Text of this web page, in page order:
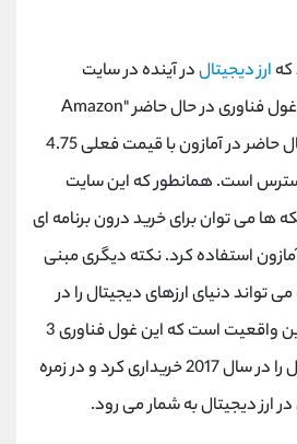
ارز دیجیتالدر آینده در سایت
فناوری در حال حاضر "Amazon
" نام دارد که در حال حاضر در آمازون با قیمت فعلی 4.75
سکه در دسترس است. همانطور که این سایت
ها می توان برای خرید درون برنامه ای
استفاده کرد. نکته دیگری مبنی
تواند دنیای ارزهای دیجیتال را در
آغوش گرفته و بپذیرد، این واقعیت است که این غول فناوری 3
وب سایت ارزهای دیجیتال را در سال 2017 خریداری کرد و در زمره
ارز دیجیتال به شمار می رود.